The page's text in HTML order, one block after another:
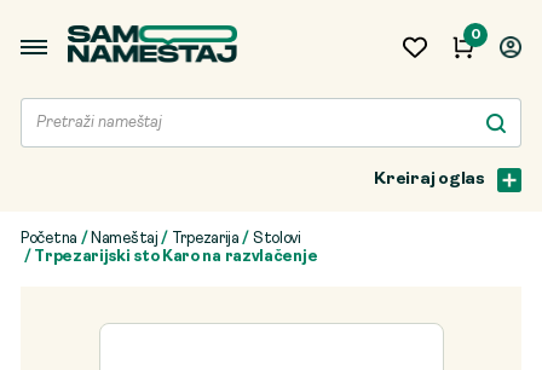
0
Kreiraj oglas
Početna / Nameštaj / Trpezarija / Stolovi
/ Trpezarijski sto Karo na razvlačenje